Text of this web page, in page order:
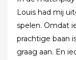
Louis had mij
spelen. Omdat
prachtige baan
graag aan. En